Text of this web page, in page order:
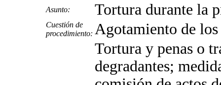
Asunto: Tortura durante la
Cuestión de
procedimiento: Agotamiento de
Tortura y penas o
degradantes;